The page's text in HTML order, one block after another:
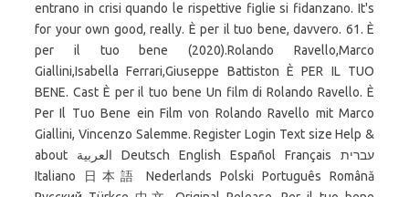
entrano in crisi quando le rispettive figlie si fidanzano. It's
for your own good, really. È per il tuo bene, davvero. 61. È
per il tuo bene (2020).Rolando Ravello,Marco
Giallini,Isabella Ferrari,Giuseppe Battiston È PER IL TUO
BENE. Cast È per il tuo bene Un film di Rolando Ravello. È
Per Il Tuo Bene ein Film von Rolando Ravello mit Marco
Giallini, Vincenzo Salemme. Register Login Text size Help &
about العربية Deutsch English Español Français עברית
Italiano 日本語 Nederlands Polski Português Română